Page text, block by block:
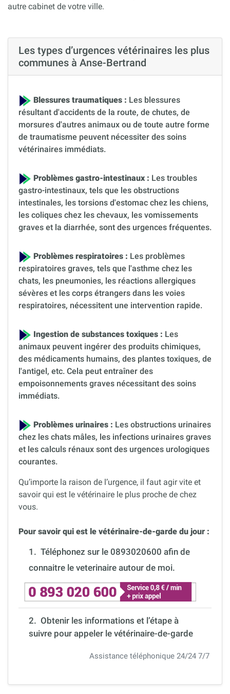
autre cabinet de votre ville.
Les types d’urgences vétérinaires les plus
communes à Anse-Bertrand
Blessures traumatiques : Les blessures
résultant d'accidents de la route, de chutes, de
morsures d'autres animaux ou de toute autre forme
de traumatisme peuvent nécessiter des soins
vétérinaires immédiats.
Problèmes gastro-intestinaux : Les troubles
gastro-intestinaux, tels que les obstructions
intestinales, les torsions d'estomac chez les chiens,
les coliques chez les chevaux, les vomissements
graves et la diarrhée, sont des urgences fréquentes.
Problèmes respiratoires : Les problèmes
respiratoires graves, tels que l'asthme chez les
chats, les pneumonies, les réactions allergiques
sévères et les corps étrangers dans les voies
respiratoires, nécessitent une intervention rapide.
Ingestion de substances toxiques : Les
animaux peuvent ingérer des produits chimiques,
des médicaments humains, des plantes toxiques, de
l'antigel, etc. Cela peut entraîner des
empoisonnements graves nécessitant des soins
immédiats.
Problèmes urinaires : Les obstructions urinaires
chez les chats mâles, les infections urinaires graves
et les calculs rénaux sont des urgences urologiques
courantes.
Qu’importe la raison de l’urgence, il faut agir vite et
savoir qui est le vétérinaire le plus proche de chez
vous.
Pour savoir qui est le vétérinaire-de-garde du jour :
1. Téléphonez sur le 0893020600 afin de
connaitre le veterinaire autour de moi.
2. Obtenir les informations et l’étape à
suivre pour appeler le vétérinaire-de-garde
Assistance téléphonique 24/24 7/7